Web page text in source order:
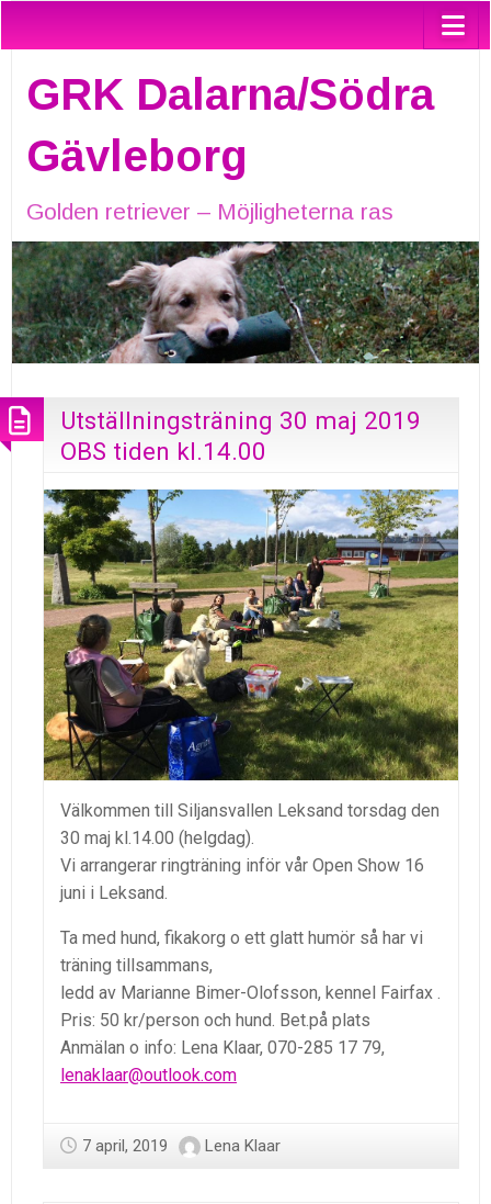
GRK Dalarna/Södra
Gävleborg
Golden retriever – Möjligheterna ras
Utställningsträning 30 maj 2019
OBS tiden kl.14.00
Välkommen till Siljansvallen Leksand torsdag den
30 maj kl.14.00 (helgdag).
Vi arrangerar ringträning inför vår Open Show 16
juni i Leksand.
Ta med hund, fikakorg o ett glatt humör så har vi
träning tillsammans,
ledd av Marianne Bimer-Olofsson, kennel Fairfax .
Pris: 50 kr/person och hund. Bet.på plats
Anmälan o info: Lena Klaar, 070-285 17 79,
lenaklaar@outlook.com
7 april, 2019 Lena Klaar